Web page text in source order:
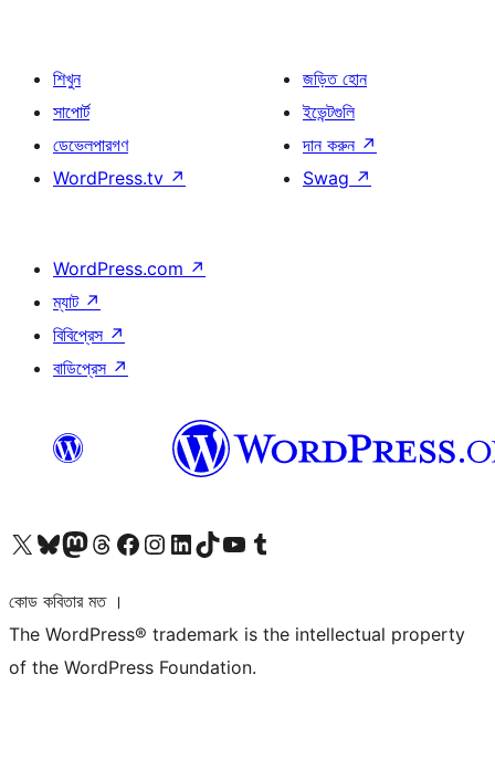
শিখুন
সাপোর্ট
ডেভেলপারগণ
WordPress.tv ↗
জড়িত হোন
ইভেন্টগুলি
দান করুন ↗
Swag ↗
WordPress.com ↗
ম্যাট ↗
বিবিপ্রেস ↗
বাডিপ্রেস ↗
আমাদের X (আগের টুইটার) অ্যাকাউন্টে যানআমাদের Bluesky অ্যাকাউন্টটি দেখুনআমাদের মাস্টোডন অ্যাকাউন্টটি দেখুনআমাদের থ্রেডস অ্যাকাউন্টটি দেখুনআমাদের ফেসবুক পেজ দেখুনআমাদের ইন্সটাগ্রাম অ্যাকাউন্ট দেখুনআমাদের লিঙ্কডইন অ্যাকাউন্টে যানআমাদের TikTok অ্যাকাউন্টটি দেখুনআমাদের ইউটিউব চ্যানেলে যান আমাদের টাম্বলার অ্যাকাউন্ট দেখুন
কোড কবিতার মত ।
The WordPress® trademark is the intellectual property
of the WordPress Foundation.